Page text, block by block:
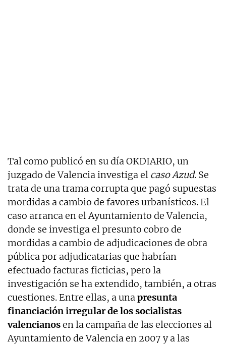
Tal como publicó en su día OKDIARIO, un
juzgado de Valencia investiga el caso Azud. Se
trata de una trama corrupta que pagó supuestas
mordidas a cambio de favores urbanísticos. El
caso arranca en el Ayuntamiento de Valencia,
donde se investiga el presunto cobro de
mordidas a cambio de adjudicaciones de obra
pública por adjudicatarias que habrían
efectuado facturas ficticias, pero la
investigación se ha extendido, también, a otras
cuestiones. Entre ellas, a unapresunta
financiación irregular de los socialistas
valencianosen la campaña de las elecciones al
Ayuntamiento de Valencia en 2007 y a las